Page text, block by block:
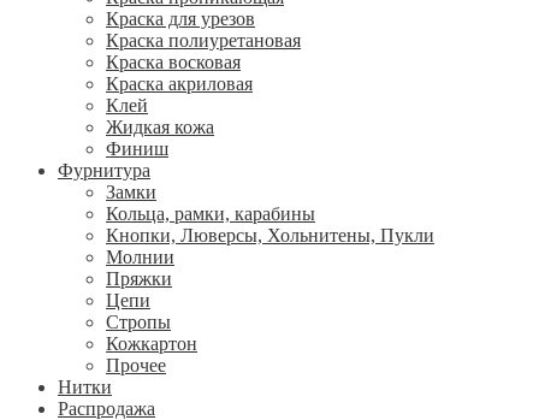
Краска для урезов
Краска полиуретановая
Краска восковая
Краска акриловая
Клей
Жидкая кожа
Финиш
Фурнитура
Замки
Кольца, рамки, карабины
Кнопки, Люверсы, Хольнитены, Пукли
Молнии
Пряжки
Цепи
Стропы
Кожкартон
Прочее
Нитки
Распродажа